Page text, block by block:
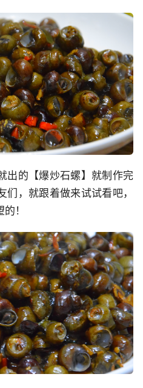
出的【爆炒石螺】就制作完
，就跟着做来试试看吧，
！